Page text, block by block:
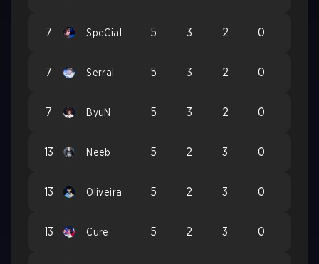
7 SpeCial 5 3 2 0
7 Serral 5 3 2 0
7 ByuN 5 3 2 0
13 Neeb 5 2 3 0
13 Oliveira 5 2 3 0
13 Cure 5 2 3 0